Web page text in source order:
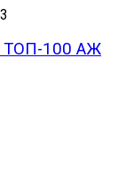
100 АЖ